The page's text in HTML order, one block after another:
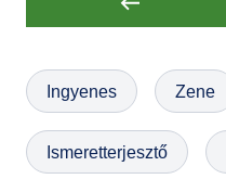
Ajándékbolt
Házirend
GYIK
Nyitvatartás
Helyszínbérlés
Ingyenes Zene
Ismeretterjesztő